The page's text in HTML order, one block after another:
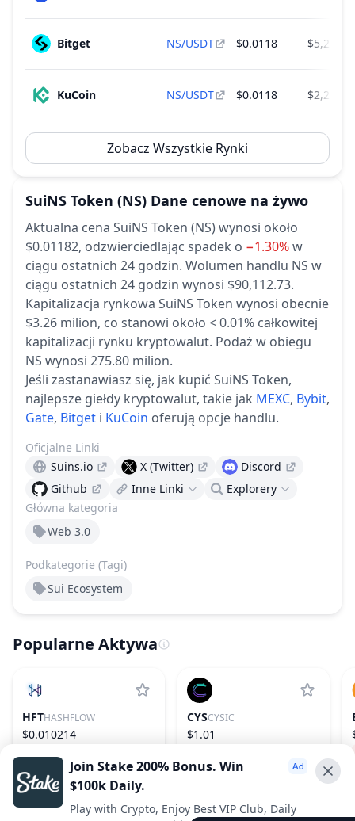
Bitget NS/USDT $0.0118
KuCoin NS/USDT $0.0118
Zobacz Wszystkie Rynki
SuiNS Token (NS) Dane cenowe na żywo
Aktualna cena SuiNS Token (NS) wynosi około
$0.01182, odzwierciedlając spadek o −1.30%w
ciągu ostatnich 24 godzin. Wolumen handlu NS w
ciągu ostatnich 24 godzin wynosi $90,112.73.
Kapitalizacja rynkowa SuiNS Token wynosi obecnie
$3.26 milion, co stanowi około < 0.01% całkowitej
kapitalizacji rynku kryptowalut. Podaż w obiegu
NS wynosi 275.80 milion.
Jeśli zastanawiasz się, jak kupić SuiNS Token,
najlepsze giełdy kryptowalut, takie jak MEXC, Bybit,
Gate, Bitget i KuCoin oferują opcje handlu.
Główna kategoria
Web 3.0
Podkategorie (Tagi)
Sui Ecosystem
Oficjalne Linki
Suins.io
X (Twitter)
Discord
Github
Inne Linki Explorery
Popularne Aktywa
HFTHASHFLOW
$0.010214
CYSCYSIC
$1.01
Advertise With Us ⭐️
Join Stake 200% Bonus. Win
$100k Daily.
Play with Crypto, Enjoy Best VIP Club, Daily